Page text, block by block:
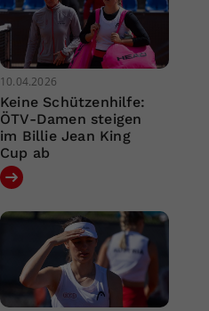
10.04.2026
Keine Schützenhilfe:
ÖTV-Damen steigen
im Billie Jean King
Cup ab